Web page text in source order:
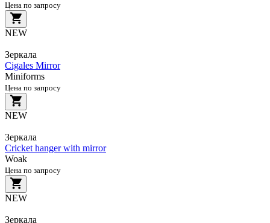
Цена по запросу
NEW
Зеркала
Cigales Mirror
Miniforms
Цена по запросу
NEW
Зеркала
Cricket hanger with mirror
Woak
Цена по запросу
NEW
Зеркала